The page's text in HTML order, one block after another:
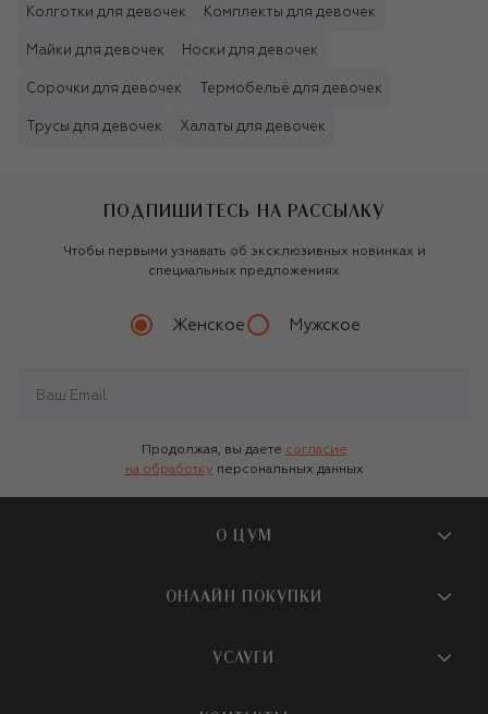
Колготки для девочек Комплекты для девочек
Майки для девочек Носки для девочек
Сорочки для девочек Термобельё для девочек
Трусы для девочек Халаты для девочек
ПОДПИШИТЕСЬ НА РАССЫЛКУ
Чтобы первыми узнавать об эксклюзивных новинках и
специальных предложениях
Женское Мужское
Продолжая, вы даете согласие
на обработку персональных данных
О ЦУМ
О магазине
Бутики и ПВЗ ЦУМ
ОНЛАЙН ПОКУПКИ
УСЛУГИ